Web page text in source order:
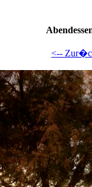
<--